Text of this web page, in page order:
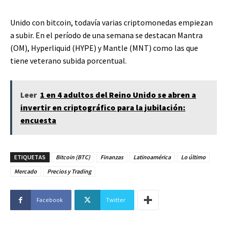
Unido con bitcoin, todavía varias criptomonedas empiezan
a subir. En el período de una semana se destacan Mantra
(OM), Hyperliquid (HYPE) y Mantle (MNT) como las que
tiene veterano subida porcentual.
Leer 1 en 4 adultos del Reino Unido se abren a
invertir en criptográfico para la jubilación:
encuesta
ETIQUETAS Bitcoin (BTC) Finanzas Latinoamérica
Lo último
Mercado
Precios y Trading
Facebook Twitter